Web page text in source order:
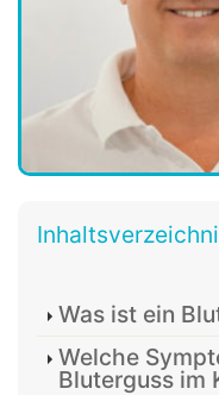
Was ist ein
Welche
Bluterguss im